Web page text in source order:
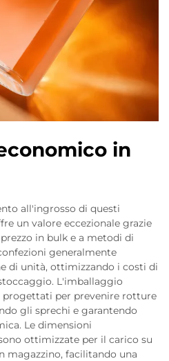
in
all'ingrosso di questi
un valore eccezionale grazie
in bulk e a metodi di
generalmente
di unità, ottimizzando i costi di
L'imballaggio
per prevenire rotture
gli sprechi e garantendo
Le dimensioni
ottimizzate per il carico su
magazzino, facilitando una